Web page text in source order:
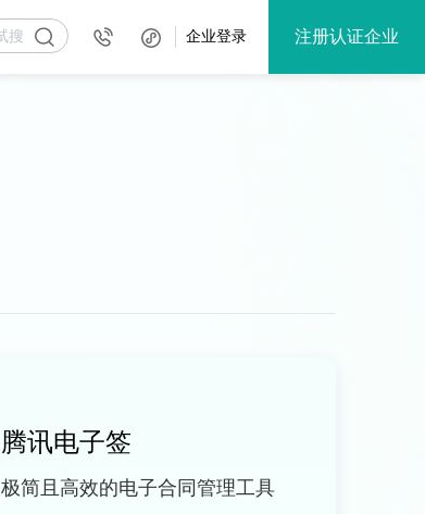
企业登录 注册认证企业
腾讯电子签
极简且高效的电子合同管理工具